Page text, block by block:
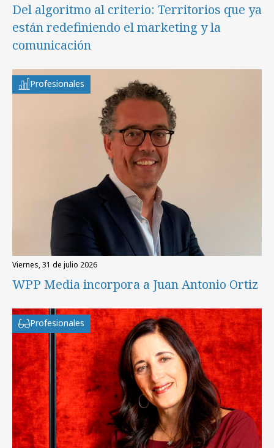
Del algoritmo al criterio: Territorios que ya
están redefiniendo el marketing y la
comunicación
Profesionales
viernes, 31 de julio 2026
WPP Media incorpora a Juan Antonio Ortiz
Profesionales